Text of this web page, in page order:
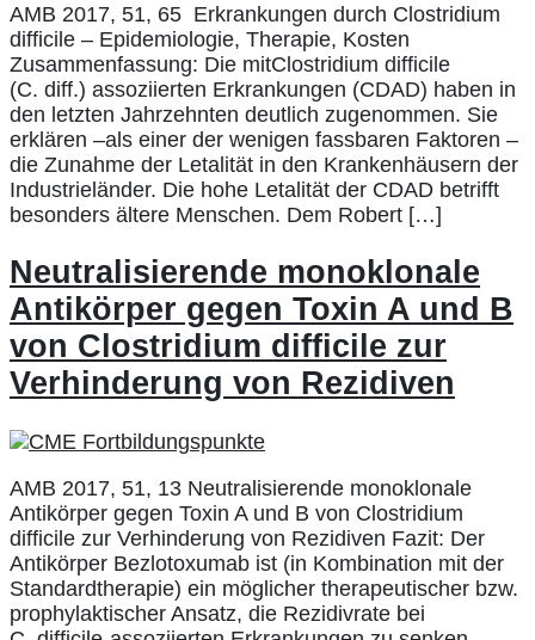
AMB 2017, 51, 65 Erkrankungen durch Clostridium
difficile – Epidemiologie, Therapie, Kosten
Zusammenfassung: Die mitClostridium difficile
(C. diff.) assoziierten Erkrankungen (CDAD) haben in
den letzten Jahrzehnten deutlich zugenommen. Sie
erklären –als einer der wenigen fassbaren Faktoren –
die Zunahme der Letalität in den Krankenhäusern der
Industrieländer. Die hohe Letalität der CDAD betrifft
besonders ältere Menschen. Dem Robert […]
Neutralisierende monoklonale
Antikörper gegen Toxin A und B
von Clostridium difficile zur
Verhinderung von Rezidiven
AMB 2017, 51, 13 Neutralisierende monoklonale
Antikörper gegen Toxin A und B von Clostridium
difficile zur Verhinderung von Rezidiven Fazit: Der
Antikörper Bezlotoxumab ist (in Kombination mit der
Standardtherapie) ein möglicher therapeutischer bzw.
prophylaktischer Ansatz, die Rezidivrate bei